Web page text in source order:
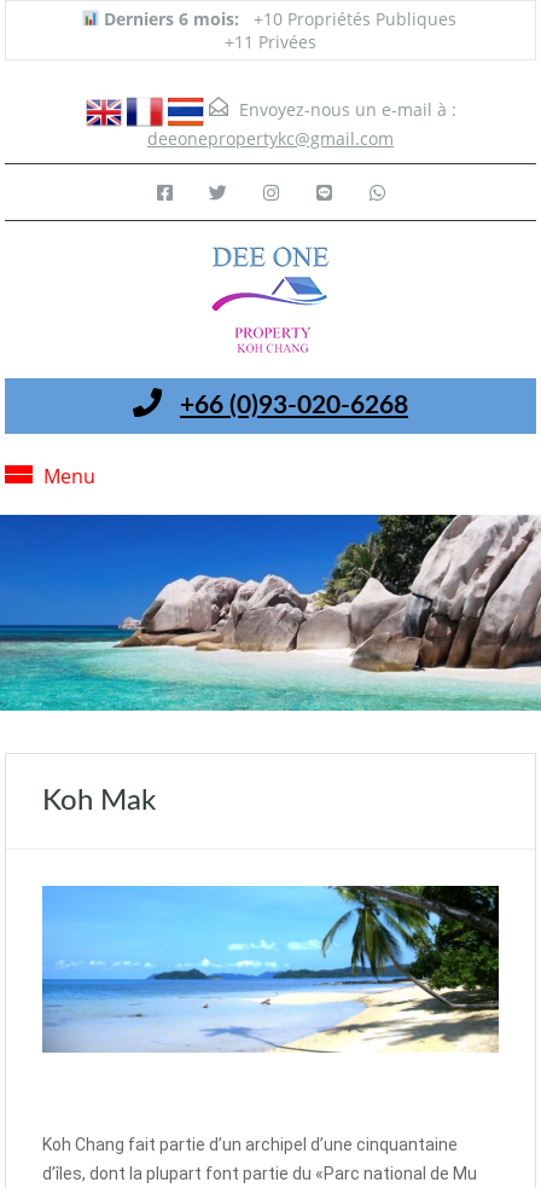
Derniers 6 mois:
+10 Propriétés Publiques
+11 Privées
Envoyez-nous un e-mail à :
deeonepropertykc@gmail.com
+66 (0)93-020-6268
Menu
Koh Mak
Koh Chang fait partie d’un archipel d’une cinquantaine
d’îles, dont la plupart font partie du «Parc national de Mu